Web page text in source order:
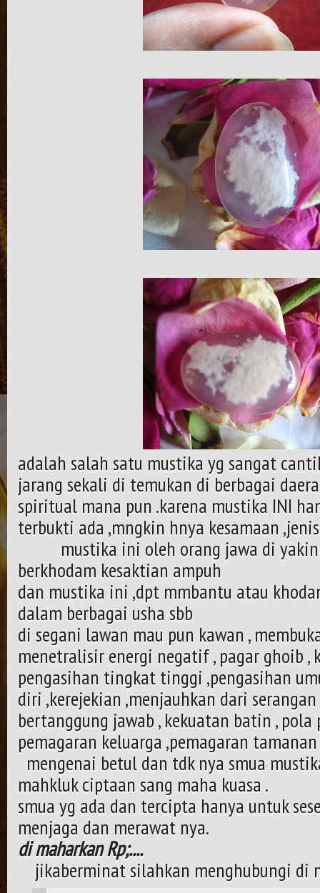
adalah salah satu mustika yg sangat
jarang sekali di temukan di berbagai
spiritual mana pun .karena mustika INI
terbukti ada ,mngkin hnya kesamaan
mustika ini oleh orang jawa di yakini
berkhodam kesaktian ampuh
dan mustika ini ,dpt mmbantu atau
dalam berbagai usha sbb
di segani lawan mau pun kawan ,
menetralisir energi negatif , pagar ghoib ,
pengasihan tingkat tinggi ,pengasihan
diri ,kerejekian ,menjauhkan dari
bertanggung jawab , kekuatan batin ,
pemagaran keluarga ,pemagaran
mengenai betul dan tdk nya smua
mahkluk ciptaan sang maha kuasa .
smua yg ada dan tercipta hanya untuk
menjaga dan merawat nya.
di maharkan Rp;....
jikaberminat silahkan menghubungi di